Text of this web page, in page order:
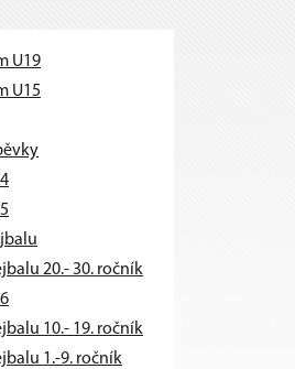
U19
U15
20.- 30. ročník
10.- 19. ročník
1.-9. ročník